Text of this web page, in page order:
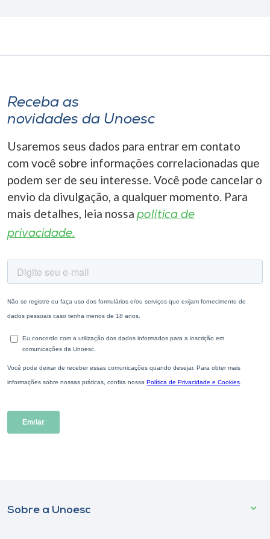
Receba as
novidades da Unoesc
Usaremos seus dados para entrar em contato
com você sobre informações correlacionadas que
podem ser de seu interesse. Você pode cancelar o
envio da divulgação, a qualquer momento. Para
mais detalhes, leia nossa política de
privacidade.
Sobre a Unoesc